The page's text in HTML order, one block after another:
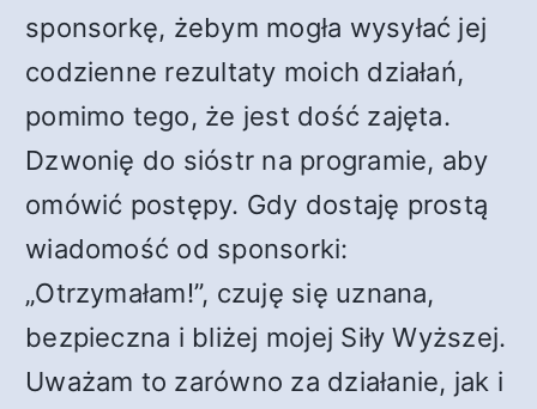
sponsorkę, żebym mogła wysyłać jej
codzienne rezultaty moich działań,
pomimo tego, że jest dość zajęta.
Dzwonię do sióstr na programie, aby
omówić postępy. Gdy dostaję prostą
wiadomość od sponsorki:
„Otrzymałam!”, czuję się uznana,
bezpieczna i bliżej mojej Siły Wyższej.
Uważam to zarówno za działanie, jak i